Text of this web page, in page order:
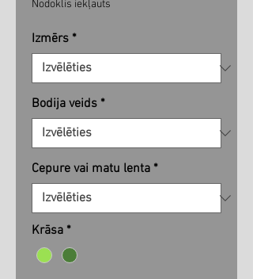
Nodoklis iekļauts
Izmērs *
Bodija veids *
Cepure vai matu lenta *
Krāsa *